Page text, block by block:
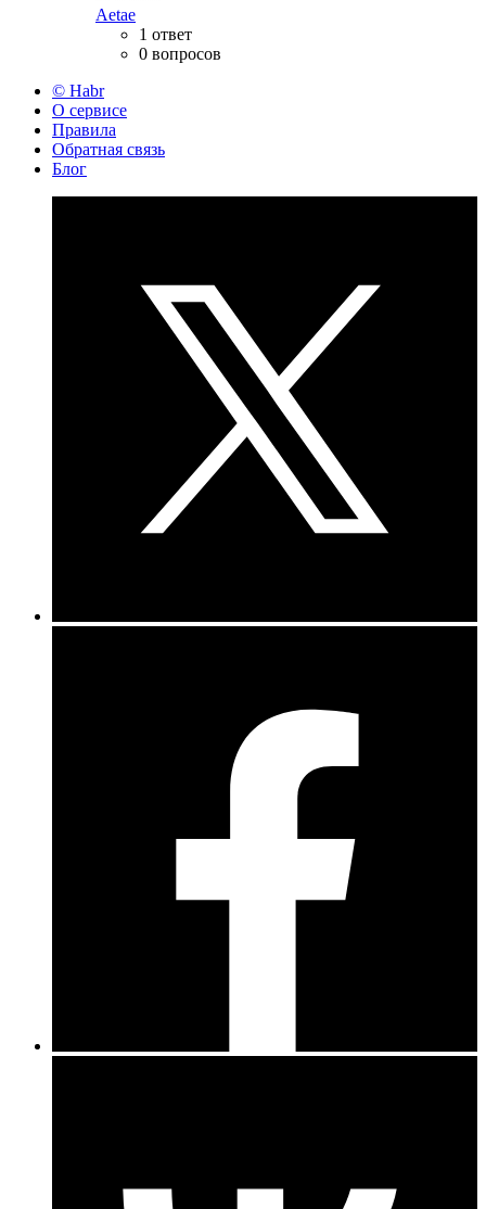
Aetae
1 ответ
0 вопросов
© Habr
О сервисе
Правила
Обратная связь
Блог